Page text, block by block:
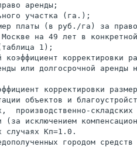
аренды;
участка (га.);
платы (в руб./га) за
на 49 лет в
1);
коэффициент корректировки
или долгосрочной
корректировки
объектов и
производственно-
(за исключением
случаях Кп=1.0.
городом средств